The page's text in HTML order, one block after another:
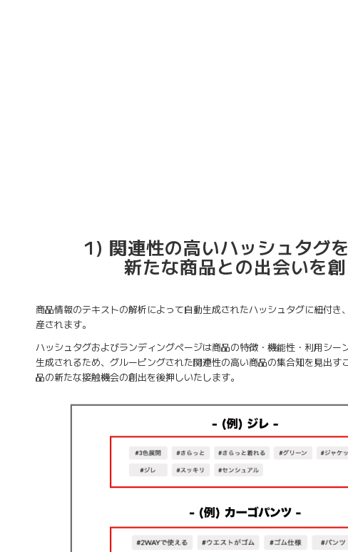
1) 関連性の高いハッシュタグ
新たな商品との出会いを
商品情報のテキストの解析によって自動生成されたハッシュタグに紐付き
産されます。
ハッシュタグおよびランディングページは商品の特徴・機能性・利用シー
生成されるため、グルーピングされた関連性の高い商品の集合知を見出す
品の新たな接触機会の創出を後押しいたします。